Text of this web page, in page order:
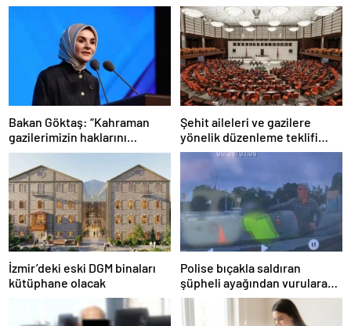
Bakan Göktaş: “Kahraman
gazilerimizin haklarını
güçlendiren yeni bir dönemin
kapılarını aralıyoruz”
Şehit aileleri ve gazilere
yönelik düzenleme teklifi
Meclis’te kabul edildi
İzmir’deki eski DGM binaları
kütüphane olacak
Polise bıçakla saldıran
şüpheli ayağından vurularak
yakalandı